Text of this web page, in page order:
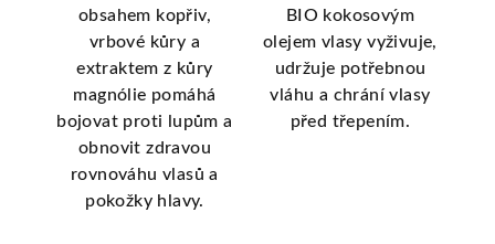
obsahem kopřiv,
vrbové kůry a
extraktem z kůry
magnólie pomáhá
bojovat proti lupům a
obnovit zdravou
rovnováhu vlasů a
pokožky hlavy.
BIO kokosovým
olejem vlasy vyživuje,
udržuje potřebnou
vláhu a chrání vlasy
před třepením.